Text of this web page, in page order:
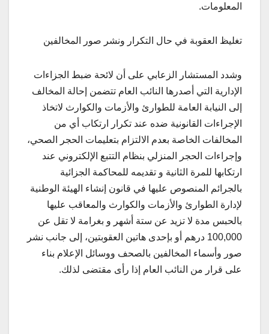
المعلومات.
تغليظ العقوبة في حال التكرار ونشر صور المخالفين
وشدد المستشار الزعابي على أن لائحة ضبط الجزاءات
الإدارية التي أصدرها النائب العام تتضمن إحالة المخالف
إلى النيابة العامة للطوارئ والأزمات والكوارث لاتخاذ
الإجراءات القانونية ضده عند تكرار ارتكاب أي من
المخالفات الخاصة بعدم الالتزام بتعليمات الحجر الصحي،
وإجراءات الحجر المنزلي بنظام التتبع الإلكتروني عند
ارتكابها للمرة الثانية و تقديمه للمحاكمة الجزائية
بالجرائم المنصوص عليها في قانون إنشاء الهيئة الوطنية
لإدارة الطوارئ والأزمات والكوارث والمعاقب عليها
بالحبس مدة لا تزيد عن ستة أشهر و بغرامة لا تقل عن
100,000 درهم أو بإحدى هاتين العقوبتين، إلى جانب نشر
صور وأسماء المخالفين بالصحف ووسائل الإعلام بناء
على قرار من النائب العام إذا رأی مقتضى لذلك.